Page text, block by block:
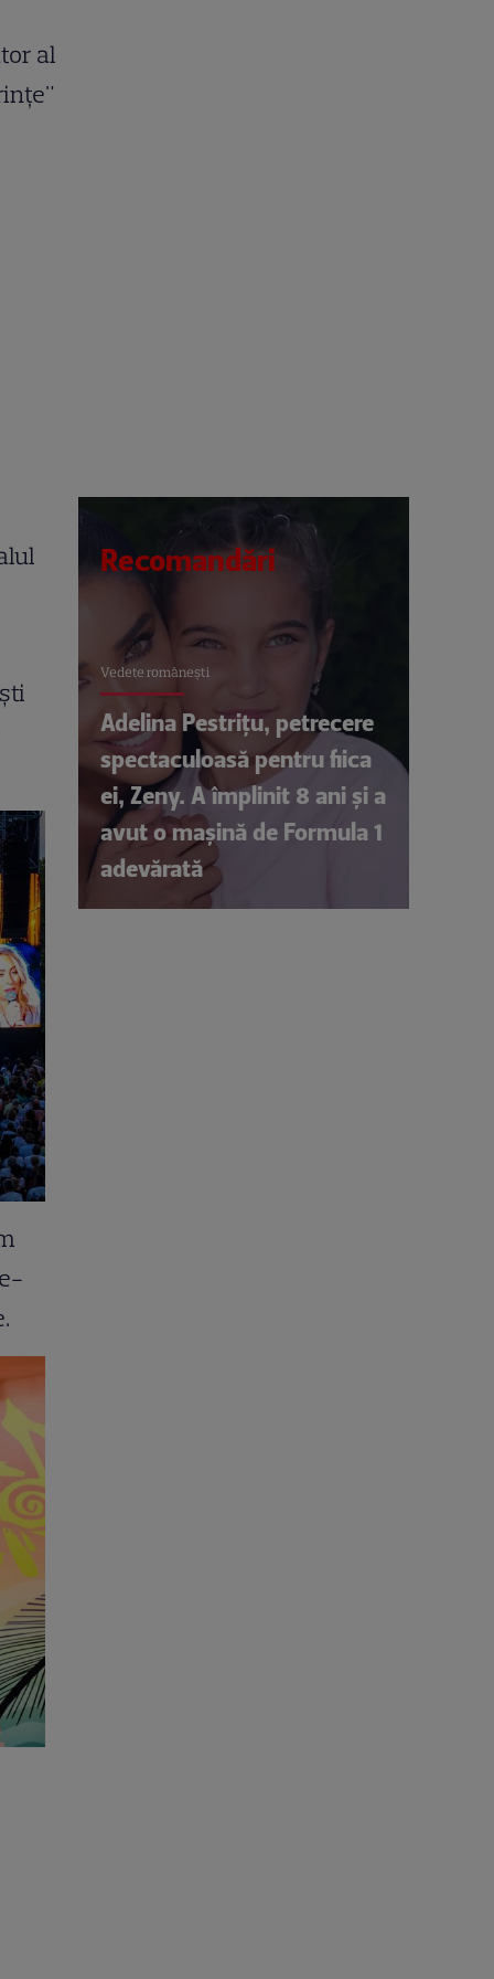
al
Recomandări
Vedete româneşti
Adelina Pestrițu, petrecere
spectaculoasă pentru fiica
ei, Zeny. A împlinit 8 ani și a
avut o mașină de Formula 1
adevărată